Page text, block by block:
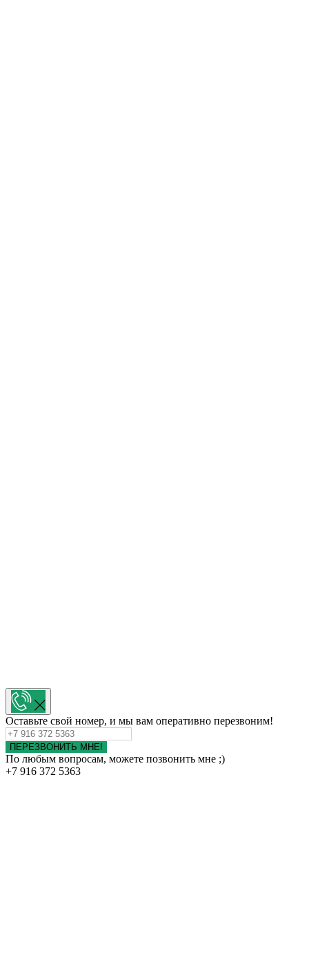
Оставьте свой номер, и мы вам оперативно перезвоним!
ПЕРЕЗВОНИТЬ МНЕ!
По любым вопросам, можете позвонить мне ;)
+7 916 372 5363